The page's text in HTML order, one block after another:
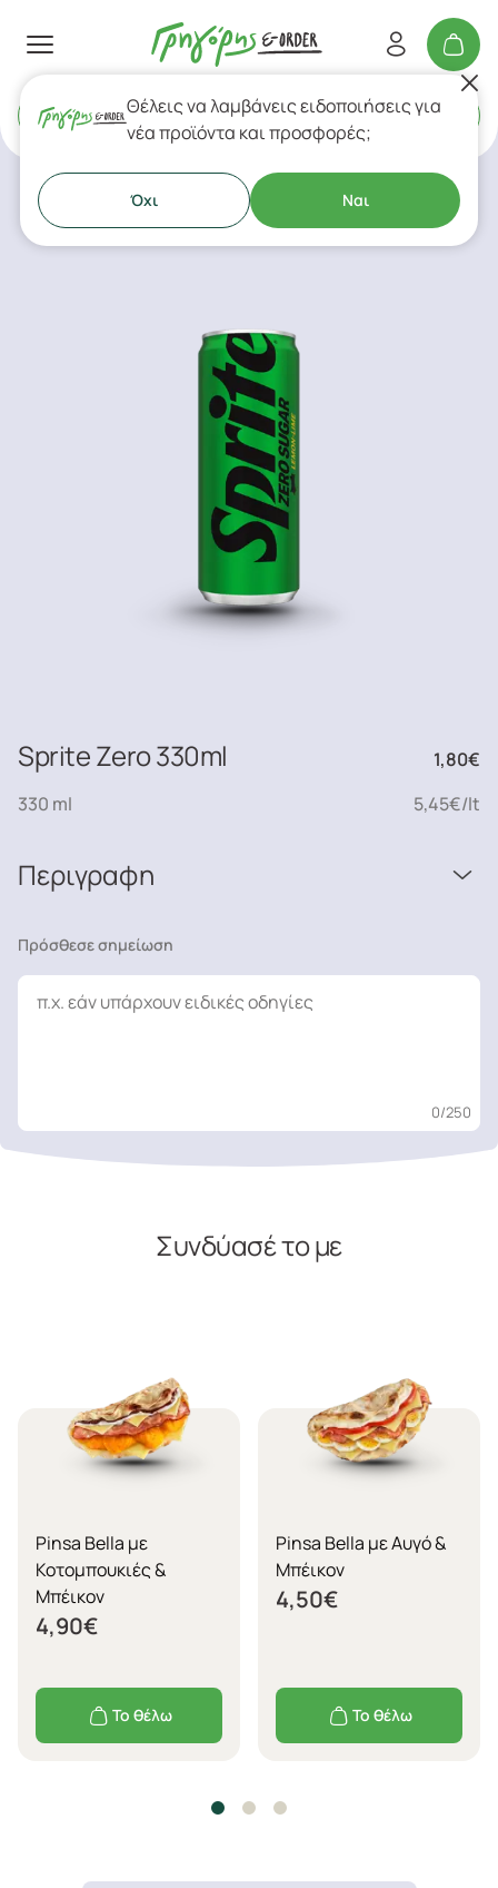
Delivery ή Takeaway
Αναψυκτικά - Νερό
Sprite Zero 330ml 1,80€
330 ml
5,45€/lt
Περιγραφη
Πρόσθεσε σημείωση
0/250
Συνδύασέ το με
Pinsa Bella με
Κοτομπουκιές &
Μπέικον
4,90€
Το θέλω
Pinsa Bella με Αυγό &
Μπέικον
4,50€
Το θέλω
Θέλεις να λαμβάνεις ειδοποιήσεις για
νέα προϊόντα και προσφορές;
Όχι Ναι